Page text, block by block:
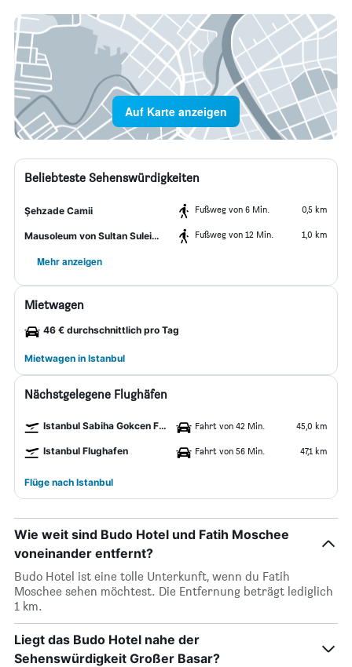
Auf Karte anzeigen
Beliebteste Sehenswürdigkeiten
Şehzade Camii Fußweg von 6 Min. 0,5 km
Mausoleum von Sultan Suleiman dem Prächtigen Fußweg von 12 Min. 1,0 km
Mehr anzeigen
Mietwagen
46 € durchschnittlich pro Tag
Mietwagen in Istanbul
Nächstgelegene Flughäfen
Istanbul Sabiha Gokcen Flughafen Fahrt von 42 Min. 45,0 km
Istanbul Flughafen Fahrt von 56 Min. 47,1 km
Flüge nach Istanbul
Wie weit sind Budo Hotel und Fatih Moschee
voneinander entfernt?
Budo Hotel ist eine tolle Unterkunft, wenn du Fatih
Moschee sehen möchtest. Die Entfernung beträgt lediglich
1 km.
Liegt das Budo Hotel nahe der
Sehenswürdigkeit Großer Basar?